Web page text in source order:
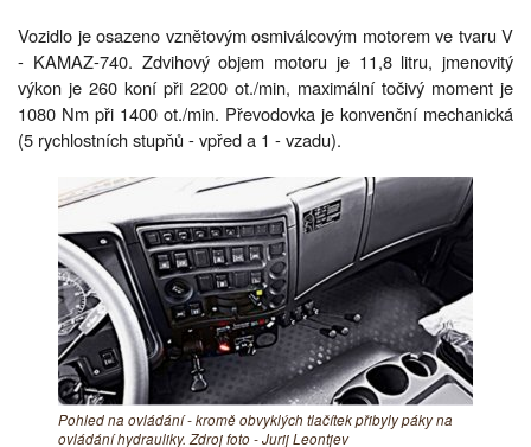
Vozidlo je osazeno vznětovým osmiválcovým motorem ve tvaru V
- KAMAZ-740. Zdvihový objem motoru je 11,8 litru, jmenovitý
výkon je 260 koní při 2200 ot./min, maximální točivý moment je
1080 Nm při 1400 ot./min. Převodovka je konvenční mechanická
(5 rychlostních stupňů - vpřed a 1 - vzadu).
Pohled na ovládání - kromě obvyklých tlačítek přibyly páky na
ovládání hydrauliky. Zdroj foto - Jurij Leontjev